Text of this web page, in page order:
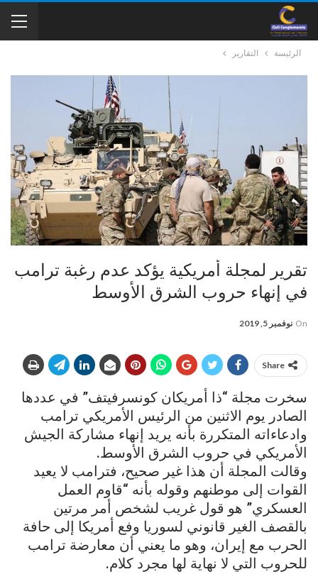
الرئيسة التقارير
تقرير لمجلة أمريكية يؤكد عدم رغبة ترامب
في إنهاء حروب الشرق الأوسط
On نوفمبر 5, 2019
Share
سخرت مجلة “ذا أمريكان كونسرفيتف” في عددها
الصادر يوم الاثنين من الرئيس الأمريكي ترامب
وادعاءاته المتكررة بأنه يريد إنهاء مشاركة الجيش
الأمريكي في حروب الشرق الأوسط.
وقالت المجلة أن هذا غير صحيح، فترامب لا يعيد
القوات إلى موطنهم وقوله بأنه “قاوم العمل
العسكري” هو قول غريب لشخص أمر مرتين
بالقصف الغير قانوني لسوريا وفع أمريكا إلى حافة
الحرب مع إيران، وهو ما يعني أن معارضة ترامب
للحروب التي لا نهاية لها مجرد كلام.